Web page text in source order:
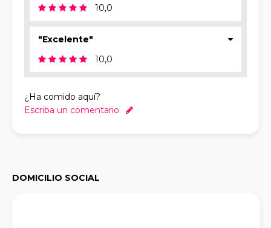
10,0
"Excelente"
10,0
¿Ha comido aquí?
Escriba un comentario
DOMICILIO SOCIAL